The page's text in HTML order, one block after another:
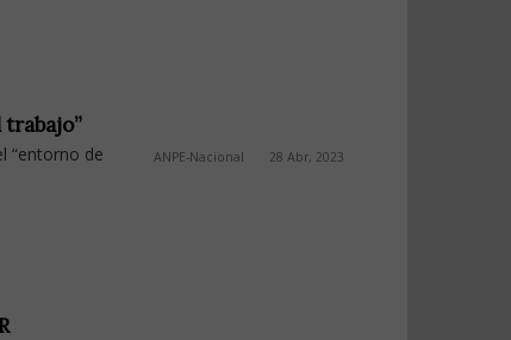
ANPE-Nacional 28 Abr, 2023
“entorno de